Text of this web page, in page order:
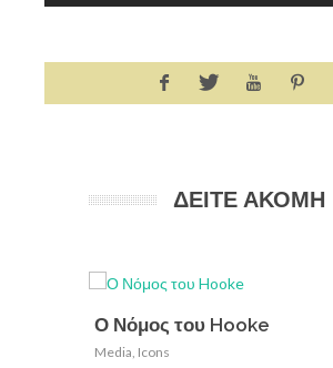
ΔΕΙΤΕ ΑΚΟΜΗ
Ο Νόμος του Hooke
Media, Icons